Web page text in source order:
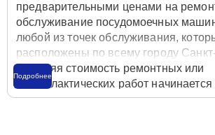
предварительными ценами на
обслуживание посудомоечных
любой из точек обслуживания,
расположены по всему городу
Средняя стоимость ремонтных или
профилактических работ
рублей, однако цены на разные виды
Подробнее